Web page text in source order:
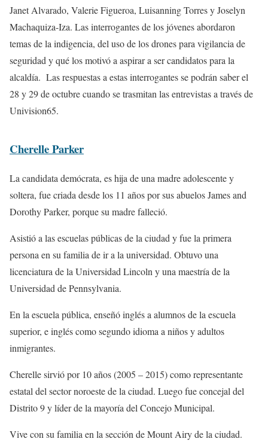
Janet Alvarado, Valerie Figueroa, Luisanning Torres y Joselyn
Machaquiza-Iza. Las interrogantes de los jóvenes abordaron
temas de la indigencia, del uso de los drones para vigilancia de
seguridad y qué los motivó a aspirar a ser candidatos para la
alcaldía. Las respuestas a estas interrogantes se podrán saber el
28 y 29 de octubre cuando se trasmitan las entrevistas a través de
Univision65.
Cherelle Parker
La candidata demócrata, es hija de una madre adolescente y
soltera, fue criada desde los 11 años por sus abuelos James and
Dorothy Parker, porque su madre falleció.
Asistió a las escuelas públicas de la ciudad y fue la primera
persona en su familia de ir a la universidad. Obtuvo una
licenciatura de la Universidad Lincoln y una maestría de la
Universidad de Pennsylvania.
En la escuela pública, enseñó inglés a alumnos de la escuela
superior, e inglés como segundo idioma a niños y adultos
inmigrantes.
Cherelle sirvió por 10 años (2005 – 2015) como representante
estatal del sector noroeste de la ciudad. Luego fue concejal del
Distrito 9 y líder de la mayoría del Concejo Municipal.
Vive con su familia en la sección de Mount Airy de la ciudad.